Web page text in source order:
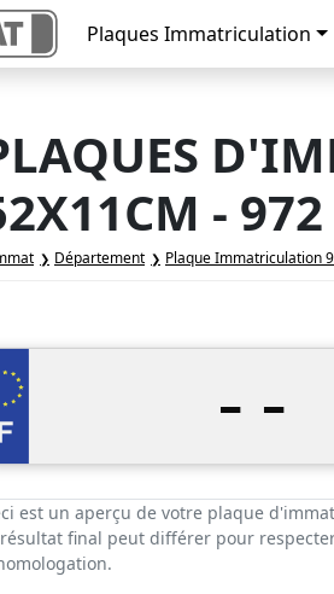
Plaques Immatriculation
-
Département Plaque Immatriculation
- -
est un aperçu de votre plaque
final peut différer pour